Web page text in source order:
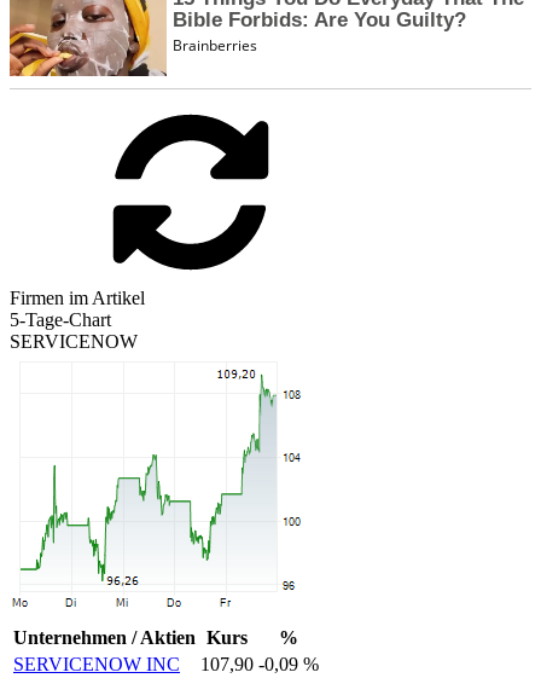
Firmen im Artikel
5-Tage-Chart
SERVICENOW
Unternehmen / Aktien Kurs
%
SERVICENOW INC
107,90 -0,09 %